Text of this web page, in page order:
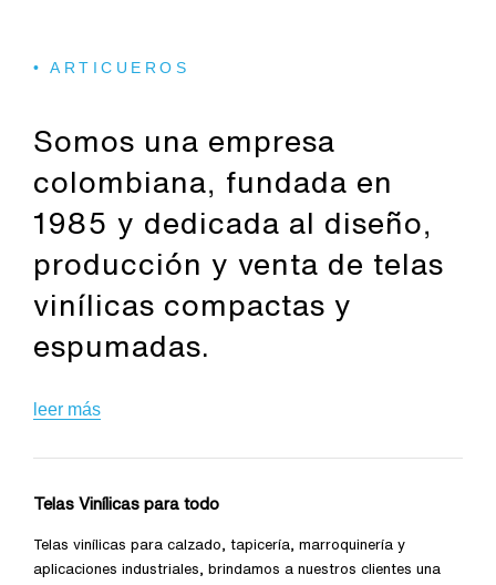
• ARTICUEROS
Somos una empresa
colombiana, fundada en
1985 y dedicada al diseño,
producción y venta de telas
vinílicas compactas y
espumadas.
leer más
Telas Vinílicas para todo
Telas vinílicas para calzado, tapicería, marroquinería y
aplicaciones industriales, brindamos a nuestros clientes una